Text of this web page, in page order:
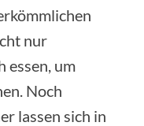
nur
essen, um
Noch
lassen sich in